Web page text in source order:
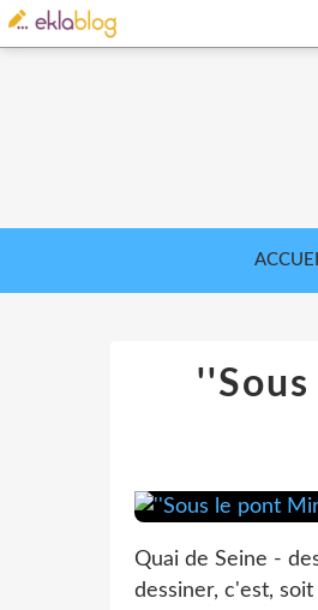
Quai de Seine -
dessiner, c'est,